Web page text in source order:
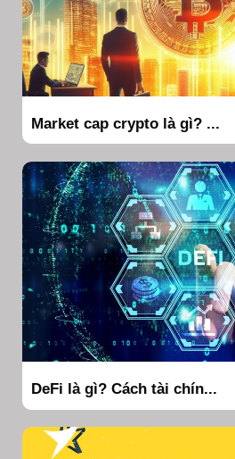
Market cap crypto là gì? ...
DeFi là gì? Cách tài chín...